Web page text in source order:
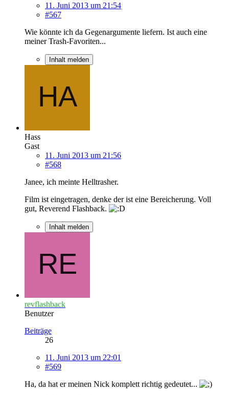
11. Juni 2013 um 21:54
#567
Wie könnte ich da Gegenargumente liefern. Ist auch eine
meiner Trash-Favoriten...
Inhalt melden
Hass
Gast
11. Juni 2013 um 21:56
#568
Janee, ich meinte Helltrasher.
Film ist eingetragen, denke der ist eine Bereicherung. Voll
gut, Reverend Flashback.
Inhalt melden
revflashback
Benutzer
Beiträge
26
11. Juni 2013 um 22:01
#569
Ha, da hat er meinen Nick komplett richtig gedeutet...